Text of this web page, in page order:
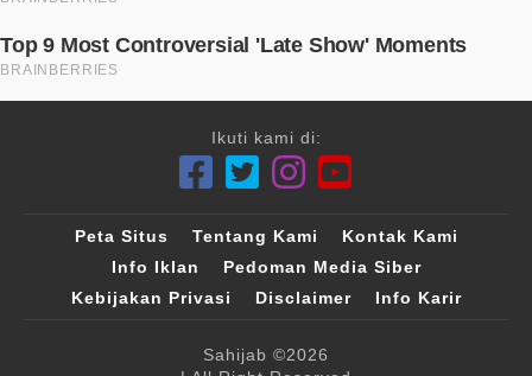
Ikuti kami di:
Peta Situs Tentang Kami
Kontak Kami
Info Iklan
Pedoman Media Siber
Kebijakan Privasi
Disclaimer Info Karir
Sahijab ©2026